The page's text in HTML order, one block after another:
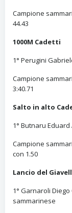
Campione
44.43
1000M Cadetti
1° Perugini
Campione
3:40.71
Salto in alto
1° Butnaru
Campione
con 1.50
Lancio del
1° Garnaroli
sammarinese